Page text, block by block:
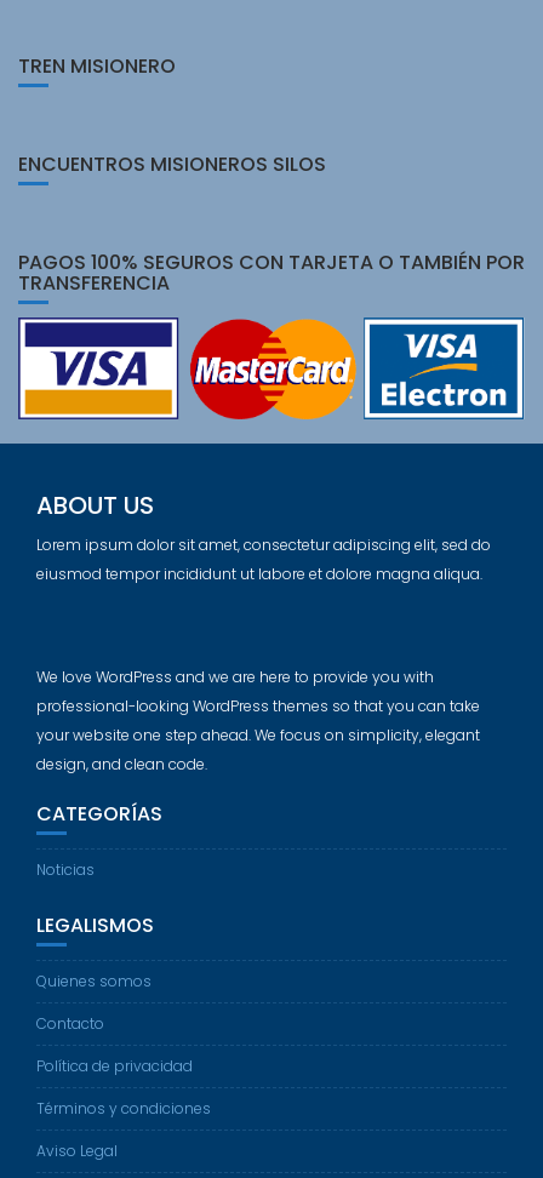
TREN MISIONERO
ENCUENTROS MISIONEROS SILOS
PAGOS 100% SEGUROS CON TARJETA O TAMBIÉN POR
TRANSFERENCIA
ABOUT US
Lorem ipsum dolor sit amet, consectetur adipiscing elit, sed do
eiusmod tempor incididunt ut labore et dolore magna aliqua.
We love WordPress and we are here to provide you with
professional-looking WordPress themes so that you can take
your website one step ahead. We focus on simplicity, elegant
design, and clean code.
CATEGORÍAS
Noticias
LEGALISMOS
Quienes somos
Contacto
Política de privacidad
Términos y condiciones
Aviso Legal